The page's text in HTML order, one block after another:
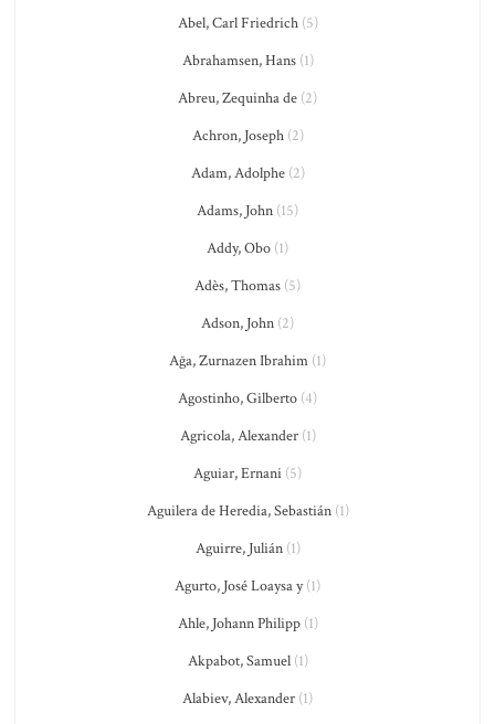
Abel, Carl Friedrich(5)
Abrahamsen, Hans(1)
Abreu, Zequinha de (2)
Achron, Joseph(2)
Adam, Adolphe(2)
Adams, John (15)
Addy, Obo (1)
Adès, Thomas (5)
Adson, John (2)
Ağa, Zurnazen Ibrahim (1)
Agostinho, Gilberto (4)
Agricola, Alexander(1)
Aguiar, Ernani (5)
Aguilera de Heredia, Sebastián(1)
Aguirre, Julián(1)
Agurto, José Loaysa y(1)
Ahle, Johann Philipp(1)
Akpabot, Samuel(1)
Alabiev, Alexander (1)